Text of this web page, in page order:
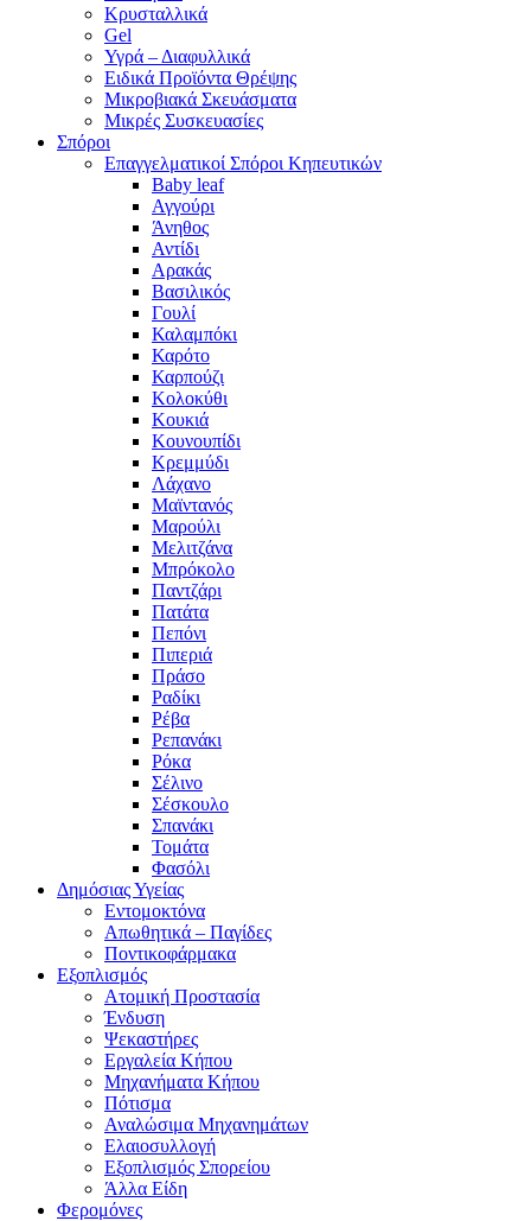
Κρυσταλλικά
Gel
Υγρά – Διαφυλλικά
Ειδικά Προϊόντα Θρέψης
Μικροβιακά Σκευάσματα
Μικρές Συσκευασίες
Σπόροι
Επαγγελματικοί Σπόροι Κηπευτικών
Baby leaf
Αγγούρι
Άνηθος
Αντίδι
Αρακάς
Βασιλικός
Γουλί
Καλαμπόκι
Καρότο
Καρπούζι
Κολοκύθι
Κουκιά
Κουνουπίδι
Κρεμμύδι
Λάχανο
Μαϊντανός
Μαρούλι
Μελιτζάνα
Μπρόκολο
Παντζάρι
Πατάτα
Πεπόνι
Πιπεριά
Πράσο
Ραδίκι
Ρέβα
Ρεπανάκι
Ρόκα
Σέλινο
Σέσκουλο
Σπανάκι
Τομάτα
Φασόλι
Δημόσιας Υγείας
Εντομοκτόνα
Απωθητικά – Παγίδες
Ποντικοφάρμακα
Εξοπλισμός
Ατομική Προστασία
Ένδυση
Ψεκαστήρες
Εργαλεία Κήπου
Μηχανήματα Κήπου
Πότισμα
Αναλώσιμα Μηχανημάτων
Ελαιοσυλλογή
Εξοπλισμός Σπορείου
Άλλα Είδη
Φερομόνες